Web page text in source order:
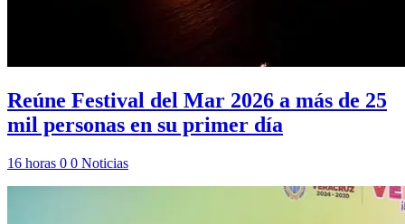
Reúne Festival del Mar 2026 a más de 25
mil personas en su primer día
16 horas 0 0 Noticias